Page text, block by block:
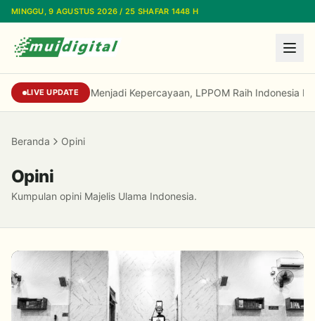
Lewati ke konten utama
MINGGU, 9 AGUSTUS 2026 / 25 SHAFAR 1448 H
LIVE UPDATE
Dari Reputasi Menjadi Kepercayaan, LPPOM Raih Indonesia
Beranda Opini
Opini
Kumpulan opini Majelis Ulama Indonesia.